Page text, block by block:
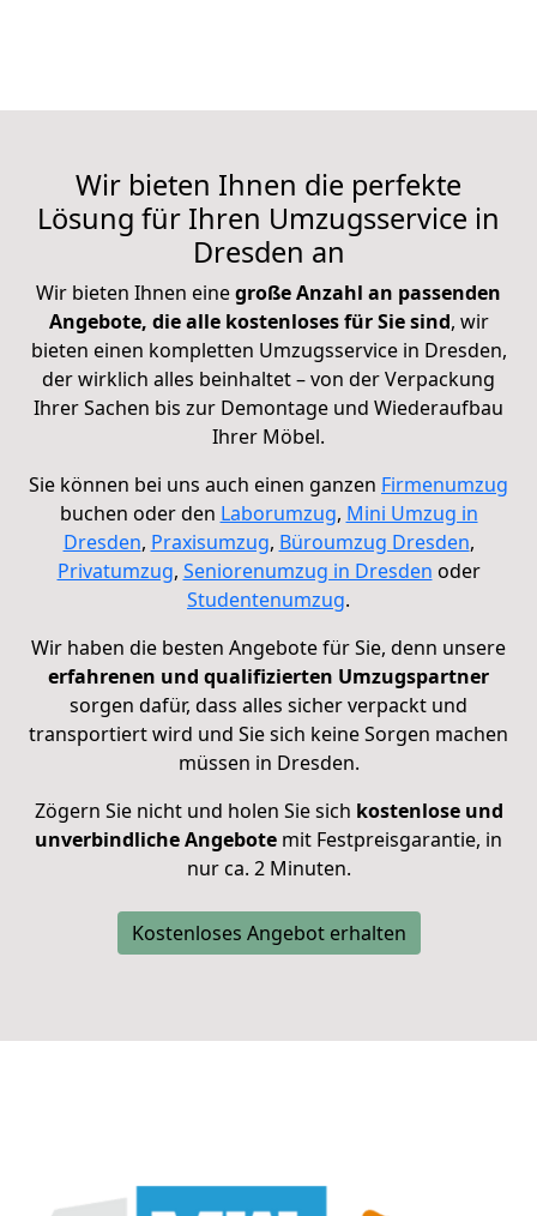
Wir bieten Ihnen die perfekte
Lösung für Ihren Umzugsservice in
Dresden an
Wir bieten Ihnen einegroße Anzahl an passenden
Angebote, die alle kostenloses für Sie sind, wir
bieten einen kompletten Umzugsservice in Dresden,
der wirklich alles beinhaltet – von der Verpackung
Ihrer Sachen bis zur Demontage und Wiederaufbau
Ihrer Möbel.
Sie können bei uns auch einen ganzen Firmenumzug
buchen oder den Laborumzug, Mini Umzug in
Dresden, Praxisumzug, Büroumzug Dresden,
Privatumzug, Seniorenumzug in Dresden oder
Studentenumzug.
Wir haben die besten Angebote für Sie, denn unsere
erfahrenen und qualifizierten Umzugspartner
sorgen dafür, dass alles sicher verpackt und
transportiert wird und Sie sich keine Sorgen machen
müssen in Dresden.
Zögern Sie nicht und holen Sie sich kostenlose und
unverbindliche Angebote mit Festpreisgarantie, in
nur ca. 2 Minuten.
Kostenloses Angebot erhalten